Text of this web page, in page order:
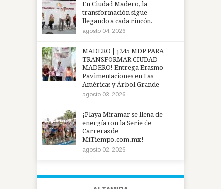
En Ciudad Madero, la
transformación sigue
llegando a cada rincón.
agosto 04, 2026
MADERO | ¡245 MDP PARA
TRANSFORMAR CIUDAD
MADERO! Entrega Erasmo
Pavimentaciones en Las
Américas y Árbol Grande
agosto 03, 2026
¡Playa Miramar se llena de
energía con la Serie de
Carreras de
MiTiempo.com.mx!
agosto 02, 2026